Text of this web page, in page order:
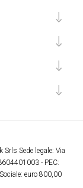
Sede legale: Via
- PEC:
euro 800,00